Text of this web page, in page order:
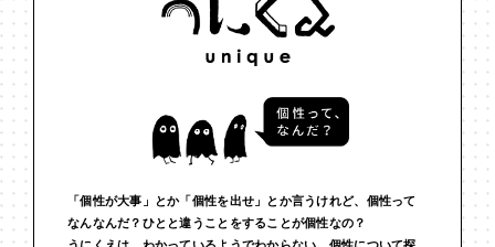
「個性が大事」とか「個性を出せ」とか言うけれど、個性って
なんなんだ？ひとと違うことをすることが個性なの？